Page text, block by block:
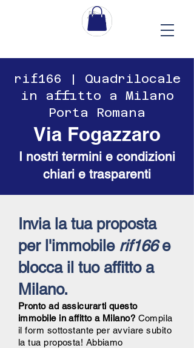
​​rif166 | Quadrilocale
in affitto a Milano
Porta Romana
Via Fogazzaro
I nostri termini e condizioni
chiari e trasparenti
Invia la tua proposta
per l'immobile rif166e
blocca il tuo affitto a
Milano.
Pronto ad assicurarti questo
immobile in affitto a Milano? Compila
il form sottostante per avviare subito
la tua proposta! Abbiamo